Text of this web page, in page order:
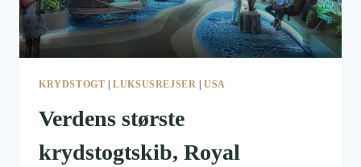
KRYDSTOGT |LUKSUSREJSER |USA
Verdens største
krydstogtskib, Royal